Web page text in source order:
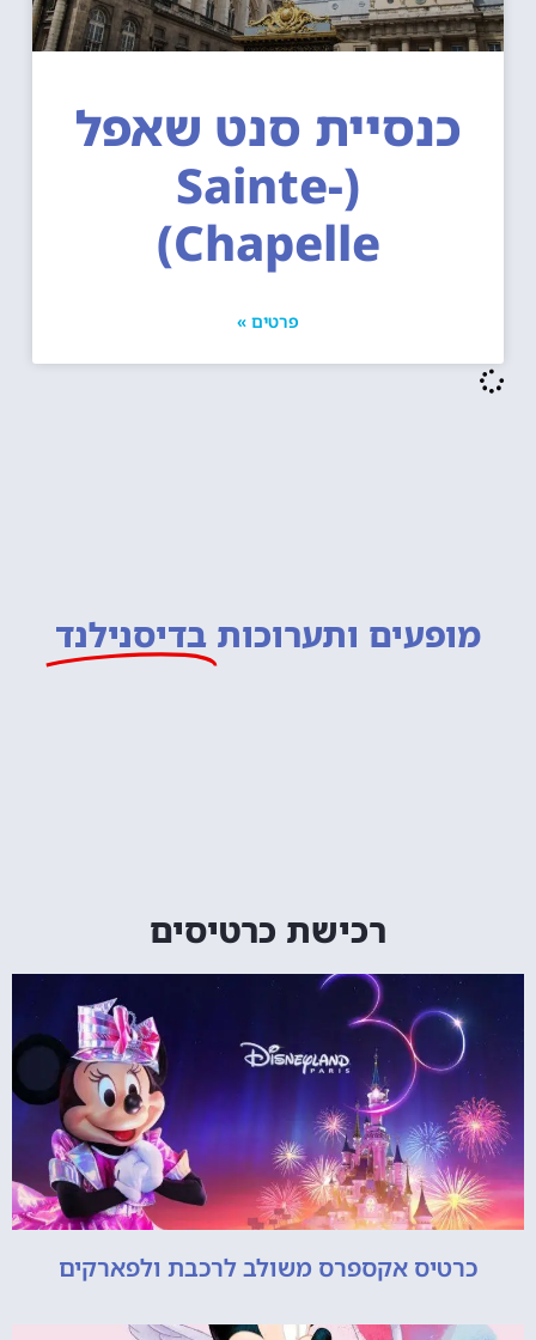
כנסיית סנט שאפל
(Sainte-
Chapelle)
פרטים »
מופעים ותערוכות בדיסנילנד
רכישת כרטיסים
כרטיס אקספרס משולב לרכבת ולפארקים